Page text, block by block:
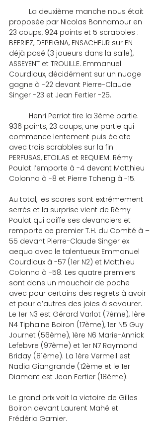
proposée par Nicolas Bonnamour en
23 coups, 924 points et 5 scrabbles :
BEERIEZ, DEPEIGNA, ENSACHEUR sur EN
déjà posé (3 joueurs dans la salle),
ASSEYENT et TROUILLE. Emmanuel
Courdioux, décidément sur un nuage
gagne à -22 devant Pierre-Claude
Singer -23 et Jean Fertier -25.
936 points, 23 coups, une partie qui
commence lentement puis éclate
avec trois scrabbles sur la fin :
PERFUSAS, ETOILAS et REQUIEM. Rémy
Poulat l’emporte à -4 devant Matthieu
Colonna à -8 et Pierre Tcheng à -15.
Au total, les scores sont extrêmement
serrés et la surprise vient de Rémy
Poulat qui coiffe ses devanciers et
remporte ce premier T.H. du Comité à –
55 devant Pierre-Claude Singer ex
aequo avec le talentueux Emmanuel
Courdioux à -57 (1er N2) et Matthieu
Colonna à -58. Les quatre premiers
sont dans un mouchoir de poche
avec pour certains des regrets à avoir
et pour d’autres des joies à savourer.
Le 1er N3 est Gérard Varlot (7ème), 1ère
N4 Tiphaine Boiron (17ème), 1er N5 Guy
Journet (56ème), 1ère N6 Marie-Annick
Lefebvre (97ème) et 1er N7 Raymond
Briday (81ème). La 1ère Vermeil est
Nadia Giangrande (12ème et le 1er
Diamant est Jean Fertier (18ème).
Le grand prix voit la victoire de Gilles
Boiron devant Laurent Mahé et
Frédéric Garnier.